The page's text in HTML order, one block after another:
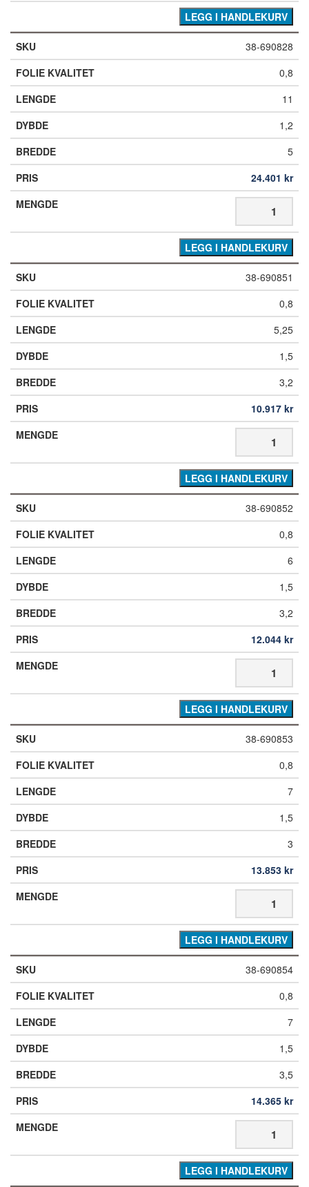
LEGG I HANDLEKURV
38-690828
0,8
11
1,2
5
24.401 kr
LEGG I HANDLEKURV
38-690851
0,8
5,25
1,5
3,2
10.917 kr
LEGG I HANDLEKURV
38-690852
0,8
6
1,5
3,2
12.044 kr
LEGG I HANDLEKURV
38-690853
0,8
7
1,5
3
13.853 kr
LEGG I HANDLEKURV
38-690854
0,8
7
1,5
3,5
14.365 kr
LEGG I HANDLEKURV